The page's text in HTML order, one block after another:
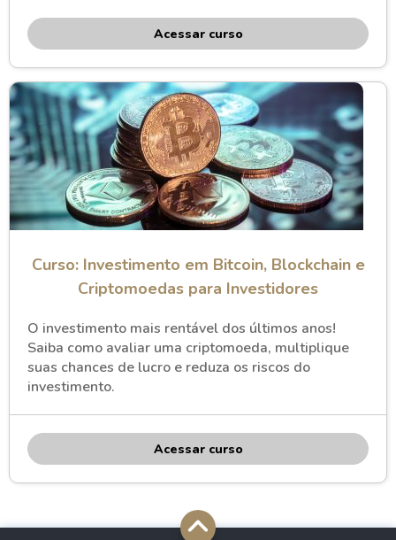
Acessar curso
Curso: Investimento em Bitcoin, Blockchain e
Criptomoedas para Investidores
O investimento mais rentável dos últimos anos!
Saiba como avaliar uma criptomoeda, multiplique
suas chances de lucro e reduza os riscos do
investimento.
Acessar curso